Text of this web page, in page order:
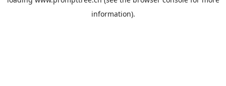
information).